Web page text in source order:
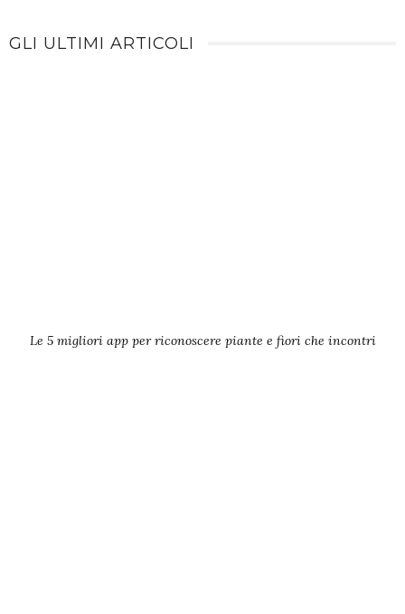
GLI ULTIMI ARTICOLI
Le 5 migliori app per riconoscere piante e fiori che incontri